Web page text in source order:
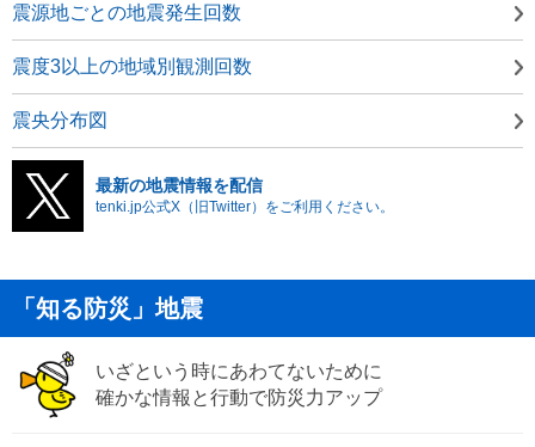
震源地ごとの地震発生回数
震度3以上の地域別観測回数
震央分布図
最新の地震情報を配信
tenki.jp公式X（旧Twitter）をご利用ください。
「知る防災」地震
いざという時にあわてないために
確かな情報と行動で防災力アップ